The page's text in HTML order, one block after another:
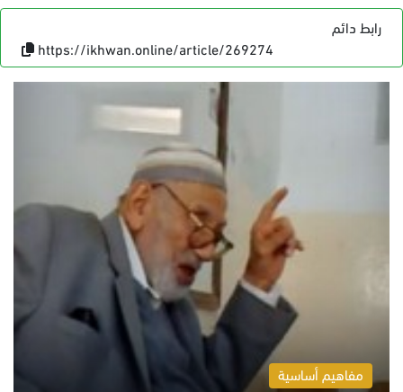
رابط دائم
https://ikhwan.online/article/269274
مفاهيم أساسية